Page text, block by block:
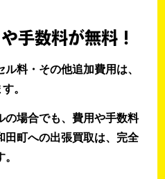
手数料が無料！
料・その他追加費用は、
。
の場合でも、費用や手数料
田町への出張買取は、完全